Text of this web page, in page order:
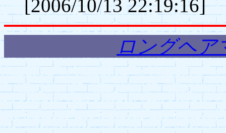
[2006/10/13 22:19:16]
ロングヘア